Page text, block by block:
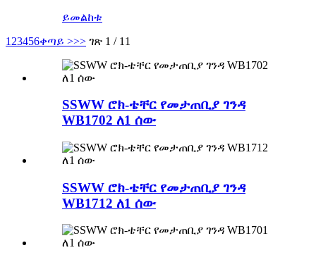
ይመልከቱ
1 23456ቀጣይ >>> ገጽ 1 / 11
SSWW ሮክ-ቴቸር የመታጠቢያ ገንዳ
WB1702 ለ1 ሰው
SSWW ሮክ-ቴቸር የመታጠቢያ ገንዳ
WB1712 ለ1 ሰው